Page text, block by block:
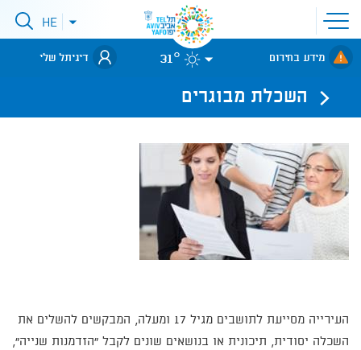
פתיחת
תפריט
אתר
לאתר עיריית
תל-אביב
פתיחתHE
מידע בחירום 31° דיגיתל שלי
השכלת מבוגרים
העירייה מסייעת לתושבים מגיל 17 ומעלה, המבקשים להשלים את
השכלה יסודית, תיכונית או בנושאים שונים לקבל "הזדמנות שנייה",